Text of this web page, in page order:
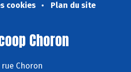
cookies
Plan du site
Choron
rue Choron